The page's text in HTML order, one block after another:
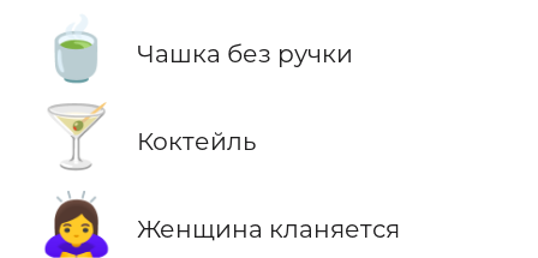
🍵 Чашка без ручки
🍸 Коктейль
🙇‍♀️ Женщина кланяется